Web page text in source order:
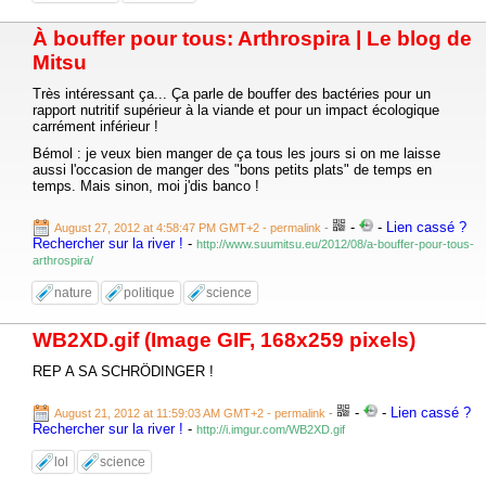
À bouffer pour tous: Arthrospira | Le blog de
Mitsu
Très intéressant ça... Ça parle de bouffer des bactéries pour un
rapport nutritif supérieur à la viande et pour un impact écologique
carrément inférieur !
Bémol : je veux bien manger de ça tous les jours si on me laisse
aussi l'occasion de manger des "bons petits plats" de temps en
temps. Mais sinon, moi j'dis banco !
August 27, 2012 at 4:58:47 PM GMT+2 - permalink - - - Lien cassé ?
Rechercher sur la river ! - http://www.suumitsu.eu/2012/08/a-bouffer-pour-tous-
arthrospira/
nature politique science
WB2XD.gif (Image GIF, 168x259 pixels)
REP A SA SCHRÖDINGER !
August 21, 2012 at 11:59:03 AM GMT+2 - permalink - - - Lien cassé ?
Rechercher sur la river ! - http://i.imgur.com/WB2XD.gif
lol science